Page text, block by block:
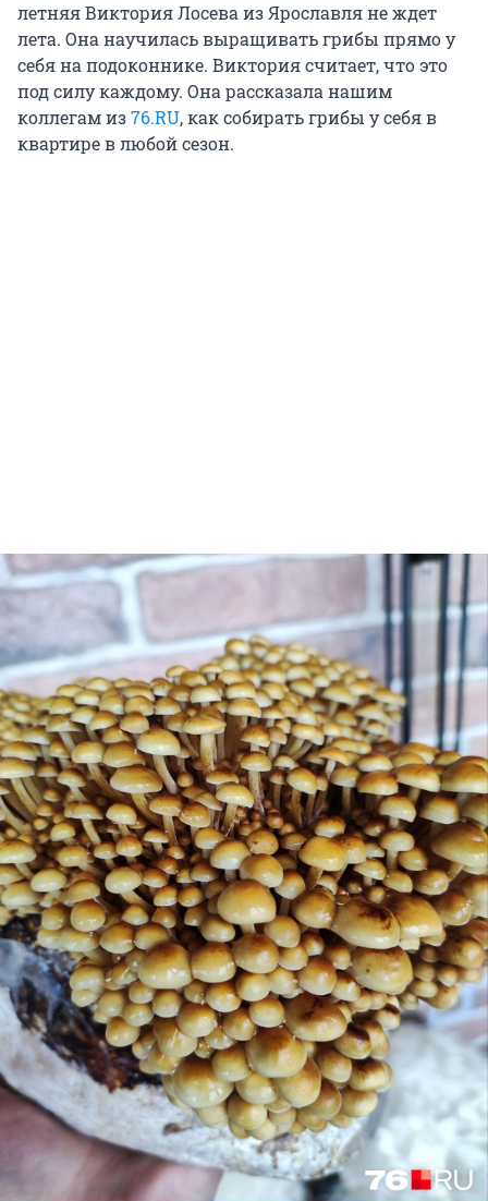
летняя Виктория Лосева из Ярославля не ждет
лета. Она научилась выращивать грибы прямо у
себя на подоконнике. Виктория считает, что это
под силу каждому. Она рассказала нашим
коллегам из76.RU, как собирать грибы у себя в
квартире в любой сезон.